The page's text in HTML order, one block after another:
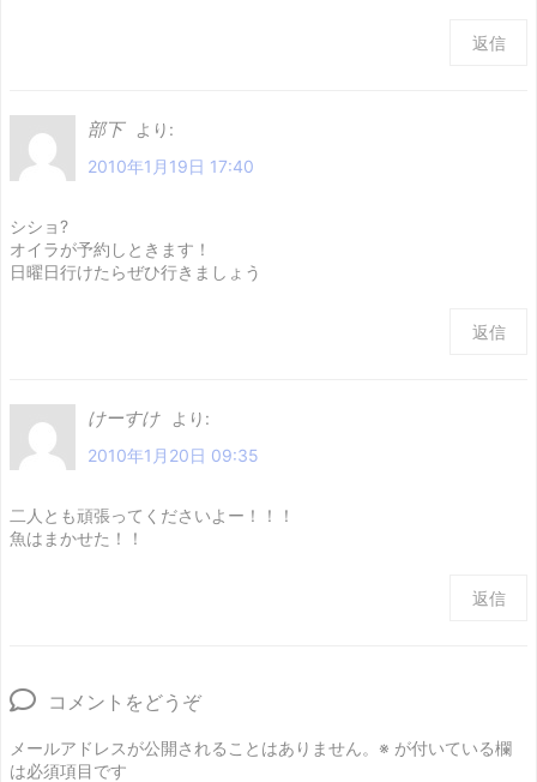
返信
部下
より:
2010年1月19日 17:40
シショ?
オイラが予約しときます！
日曜日行けたらぜひ行きましょう
返信
けーすけ
より:
2010年1月20日 09:35
二人とも頑張ってくださいよー！！！
魚はまかせた！！
返信
コメントをどうぞ
メールアドレスが公開されることはありません。 ※ が付いている欄
は必須項目です